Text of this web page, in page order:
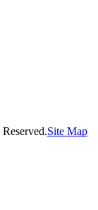
Site Map